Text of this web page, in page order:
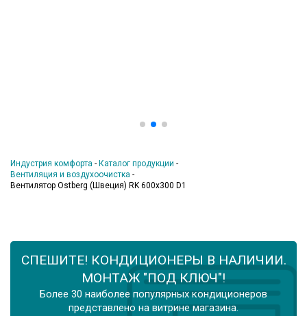
Индустрия комфорта - Каталог продукции -
Вентиляция и воздухоочистка -
Вентилятор Ostberg (Швеция) RK 600х300 D1
СПЕШИТЕ! КОНДИЦИОНЕРЫ В НАЛИЧИИ.
МОНТАЖ "ПОД КЛЮЧ"!
Более 30 наиболее популярных кондиционеров
представлено на витрине магазина.